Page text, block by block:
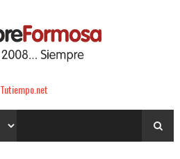
Tutiempo.net